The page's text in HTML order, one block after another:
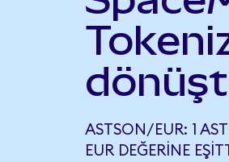
ASTSON/EUR: 1
EUR DEĞERINE